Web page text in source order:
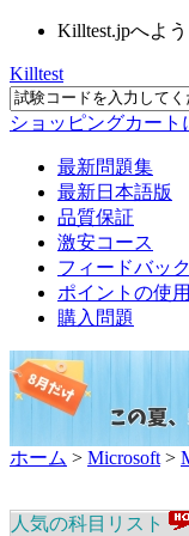
Killtest.jpへよ
Killtest
ショッピングカート
最新問題集
最新日本語版
品質保証
激安コース
フィードバック
ポイントの使用
購入問題
ホーム > Microsoft >
人気の科目リスト